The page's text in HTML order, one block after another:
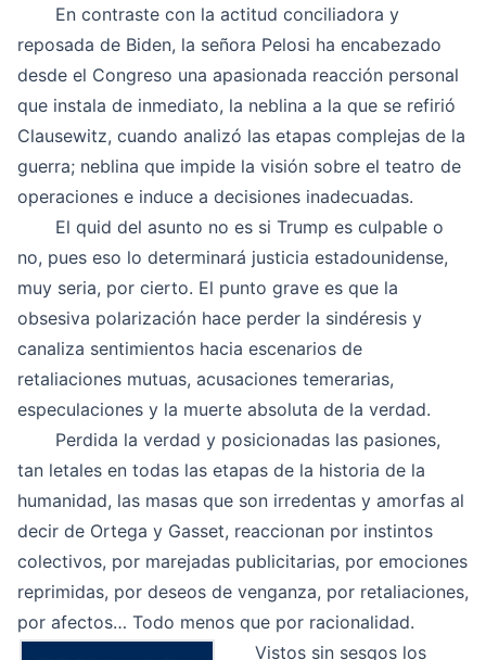
En contraste con la actitud conciliadora y
reposada de Biden, la señora Pelosi ha encabezado
desde el Congreso una apasionada reacción personal
que instala de inmediato, la neblina a la que se refirió
Clausewitz, cuando analizó las etapas complejas de la
guerra; neblina que impide la visión sobre el teatro de
operaciones e induce a decisiones inadecuadas.
El quid del asunto no es si Trump es culpable o
no, pues eso lo determinará justicia estadounidense,
muy seria, por cierto. El punto grave es que la
obsesiva polarización hace perder la sindéresis y
canaliza sentimientos hacia escenarios de
retaliaciones mutuas, acusaciones temerarias,
especulaciones y la muerte absoluta de la verdad.
Perdida la verdad y posicionadas las pasiones,
tan letales en todas las etapas de la historia de la
humanidad, las masas que son irredentas y amorfas al
decir de Ortega y Gasset, reaccionan por instintos
colectivos, por marejadas publicitarias, por emociones
reprimidas, por deseos de venganza, por retaliaciones,
por afectos… Todo menos que por racionalidad.
Vistos sin sesgos los